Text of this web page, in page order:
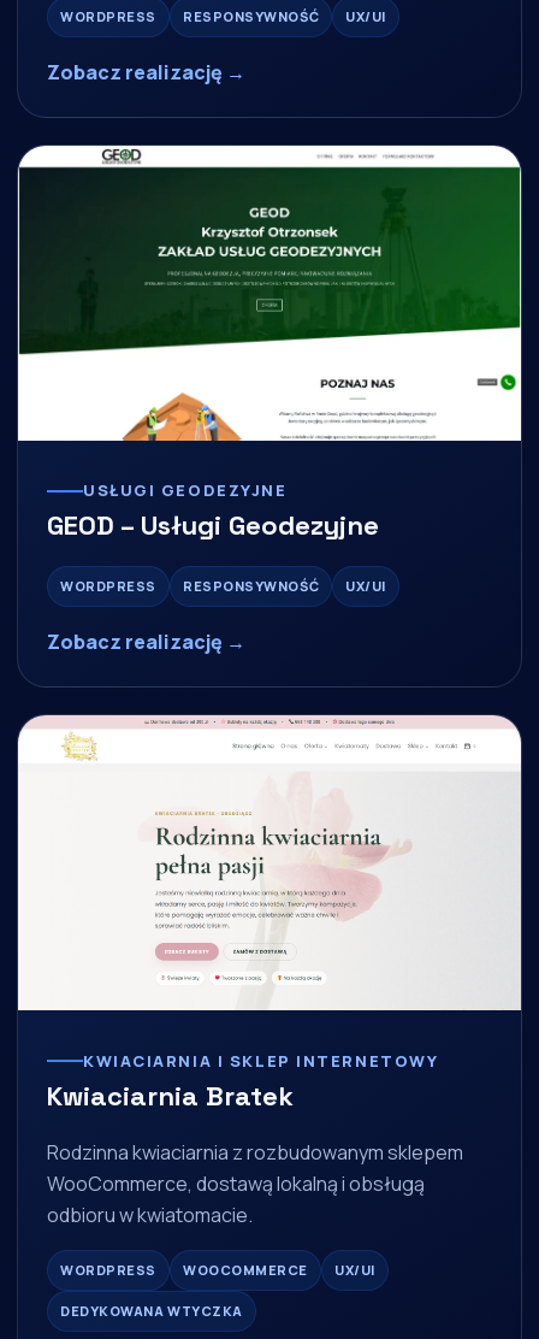
WORDPRESS RESPONSYWNOŚĆ UX/UI
Zobacz realizację →
USŁUGI GEODEZYJNE
GEOD – Usługi Geodezyjne
WORDPRESS RESPONSYWNOŚĆ UX/UI
Zobacz realizację →
KWIACIARNIA I SKLEP INTERNETOWY
Kwiaciarnia Bratek
Rodzinna kwiaciarnia z rozbudowanym sklepem
WooCommerce, dostawą lokalną i obsługą
odbioru w kwiatomacie.
WORDPRESS WOOCOMMERCE UX/UI
DEDYKOWANA WTYCZKA